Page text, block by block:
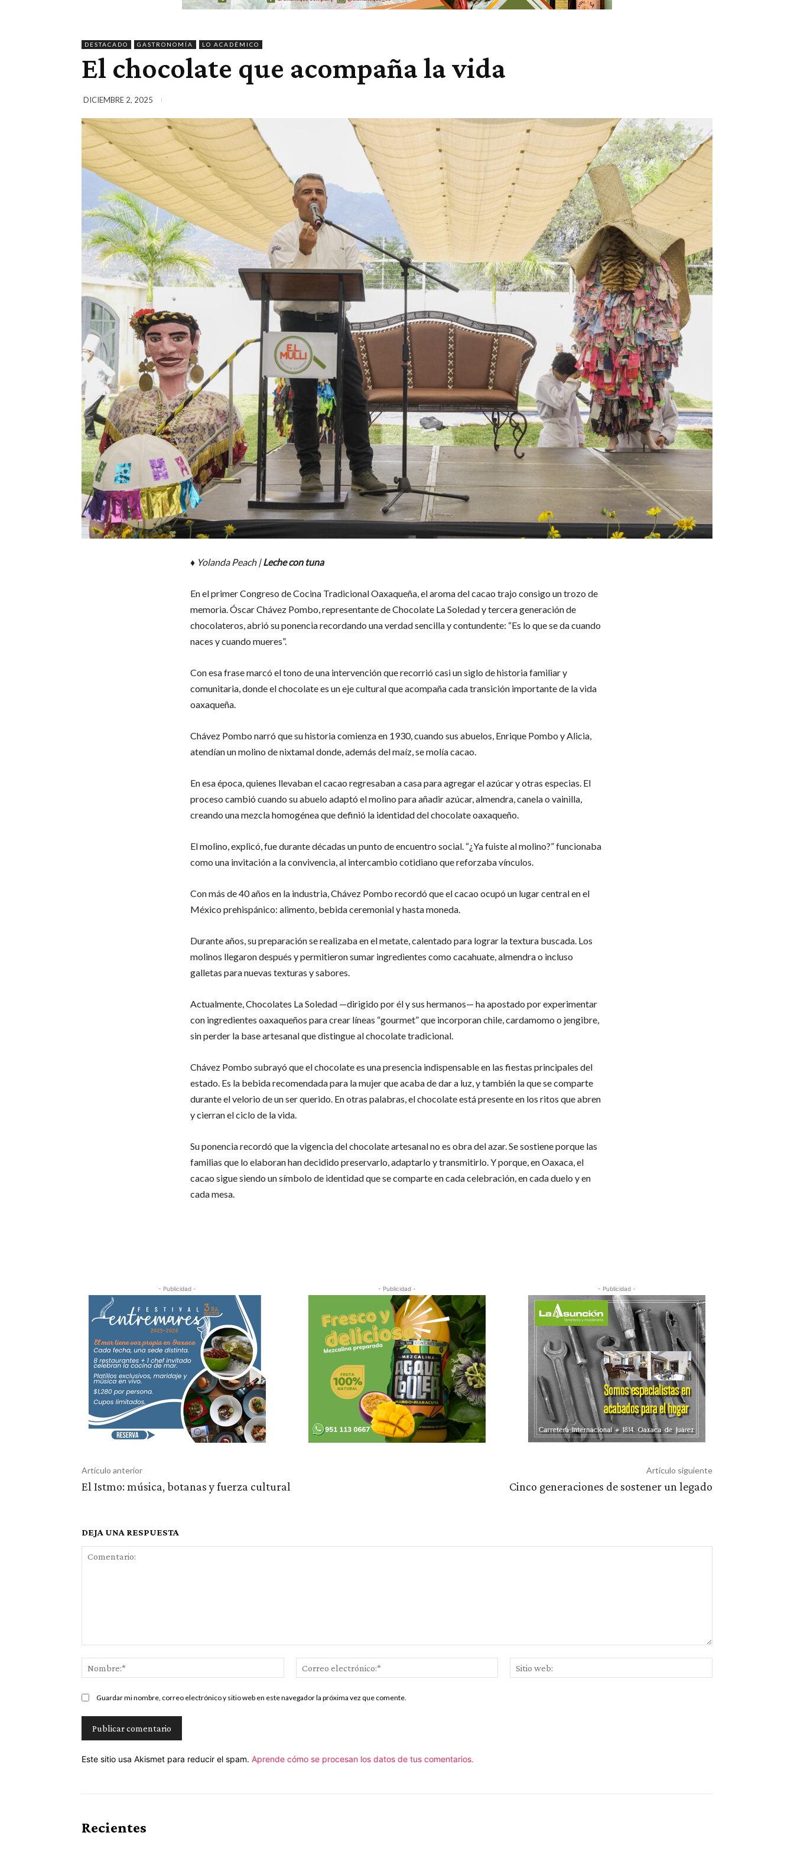
DESTACADO GASTRONOMÍA LO ACADÉMICO
El chocolate que acompaña la vida
DICIEMBRE 2, 2025
♦ Yolanda Peach |Leche con tuna
En el primer Congreso de Cocina Tradicional Oaxaqueña, el aroma del cacao trajo consigo un trozo de
memoria. Óscar Chávez Pombo, representante de Chocolate La Soledad y tercera generación de
chocolateros, abrió su ponencia recordando una verdad sencilla y contundente: “Es lo que se da cuando
naces y cuando mueres”.
Con esa frase marcó el tono de una intervención que recorrió casi un siglo de historia familiar y
comunitaria, donde el chocolate es un eje cultural que acompaña cada transición importante de la vida
oaxaqueña.
Chávez Pombo narró que su historia comienza en 1930, cuando sus abuelos, Enrique Pombo y Alicia,
atendían un molino de nixtamal donde, además del maíz, se molía cacao.
En esa época, quienes llevaban el cacao regresaban a casa para agregar el azúcar y otras especias. El
proceso cambió cuando su abuelo adaptó el molino para añadir azúcar, almendra, canela o vainilla,
creando una mezcla homogénea que definió la identidad del chocolate oaxaqueño.
El molino, explicó, fue durante décadas un punto de encuentro social. “¿Ya fuiste al molino?” funcionaba
como una invitación a la convivencia, al intercambio cotidiano que reforzaba vínculos.
Con más de 40 años en la industria, Chávez Pombo recordó que el cacao ocupó un lugar central en el
México prehispánico: alimento, bebida ceremonial y hasta moneda.
Durante años, su preparación se realizaba en el metate, calentado para lograr la textura buscada. Los
molinos llegaron después y permitieron sumar ingredientes como cacahuate, almendra o incluso
galletas para nuevas texturas y sabores.
Actualmente, Chocolates La Soledad —dirigido por él y sus hermanos— ha apostado por experimentar
con ingredientes oaxaqueños para crear líneas “gourmet” que incorporan chile, cardamomo o jengibre,
sin perder la base artesanal que distingue al chocolate tradicional.
Chávez Pombo subrayó que el chocolate es una presencia indispensable en las fiestas principales del
estado. Es la bebida recomendada para la mujer que acaba de dar a luz, y también la que se comparte
durante el velorio de un ser querido. En otras palabras, el chocolate está presente en los ritos que abren
y cierran el ciclo de la vida.
Su ponencia recordó que la vigencia del chocolate artesanal no es obra del azar. Se sostiene porque las
familias que lo elaboran han decidido preservarlo, adaptarlo y transmitirlo. Y porque, en Oaxaca, el
cacao sigue siendo un símbolo de identidad que se comparte en cada celebración, en cada duelo y en
cada mesa.
- Publicidad - - Publicidad - - Publicidad -
Artículo anterior
El Istmo: música, botanas y fuerza cultural
Artículo siguiente
Cinco generaciones de sostener un legado
DEJA UNA RESPUESTA
Correo
electrónico:*
web:
Guardar mi nombre, correo electrónico y sitio web en este navegador la próxima vez que comente.
Este sitio usa Akismet para reducir el spam. Aprende cómo se procesan los datos de tus comentarios.
Recientes